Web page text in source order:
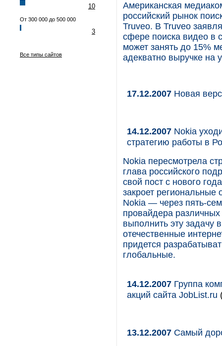
10
От 300 000 до 500 000
3
Все типы сайтов
Американская
российский рынок
Truveo. В Truveo
сфере поиска видео в
может занять до 15%
адекватно выручке на
17.12.2007 Новая
14.12.2007 Nokia
стратегию работы в
Nokia пересмотрела
глава российского
свой пост с нового
закроет
Nokia — через пять-
провайдера различных
выполнить эту задачу
отечественные
придется
глобальные.
14.12.2007 Группа
акций сайта JobList.ru
13.12.2007 Самый